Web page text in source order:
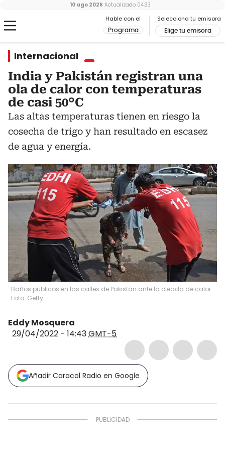
Hable con el
Programa
Selecciona tu emisora
Elige tu emisora
10 ago 2026 Actualizado 04:33
Internacional
India y Pakistán registran una
ola de calor con temperaturas
de casi 50°C
Las altas temperaturas tienen en riesgo la
cosecha de trigo y han resultado en escasez
de agua y energía.
Baños públicos en las calles de Pakistán ante la oleada de calor.
Foto: Getty
Eddy Mosquera
29/04/2022 - 14:43GMT-5
Añadir Caracol Radio en Google